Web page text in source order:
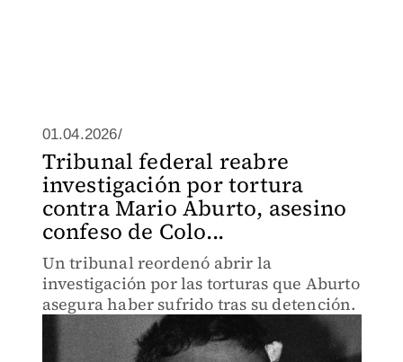
01.04.2026/
Tribunal federal reabre
investigación por tortura
contra Mario Aburto, asesino
confeso de Colo...
Un tribunal reordenó abrir la
investigación por las torturas que Aburto
asegura haber sufrido tras su detención.